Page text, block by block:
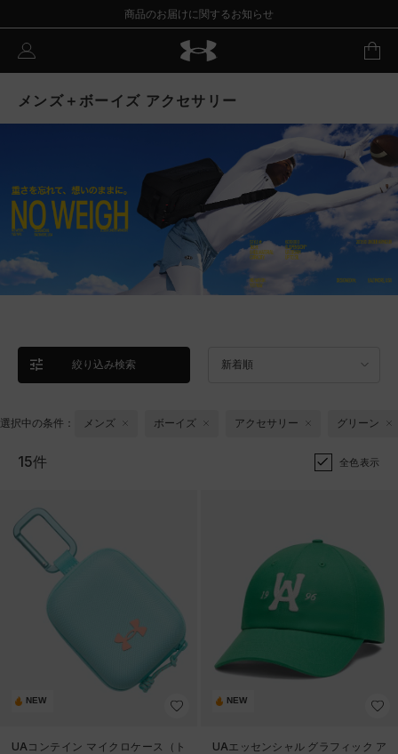
商品のお届けに関するお知らせ
メンズ＋ボーイズ アクセサリー
絞り込み検索 新着順
選択中の条件： メンズ ボーイズ アクセサリー グリーン
15件 全色表示
NEW
UAコンテイン マイクロケース（ト
NEW
UAエッセンシャル グラフィック ア